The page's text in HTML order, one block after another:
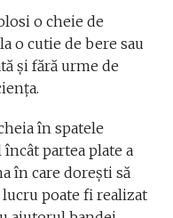
o cheie de
o cutie de bere sau
și fără urme de
în spatele
partea plate a
în care dorești să
poate fi realizat